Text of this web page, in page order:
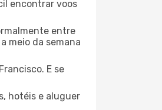
encontrar voos
entre
meio da semana
E se
hotéis e aluguer